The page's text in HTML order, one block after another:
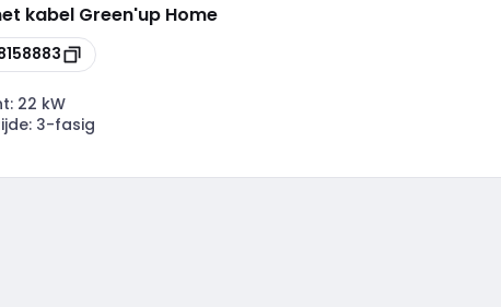
kabel Green'up Home
22 kW
3-fasig